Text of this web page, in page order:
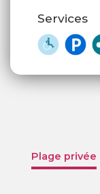
Services
Plage privée